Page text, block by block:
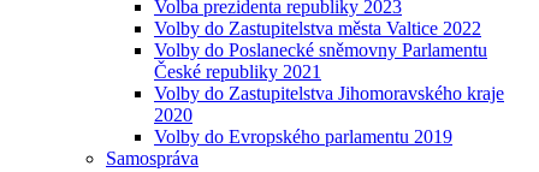
Volba prezidenta republiky 2023
Volby do Zastupitelstva města Valtice 2022
Volby do Poslanecké sněmovny Parlamentu
České republiky 2021
Volby do Zastupitelstva Jihomoravského kraje
2020
Volby do Evropského parlamentu 2019
Samospráva